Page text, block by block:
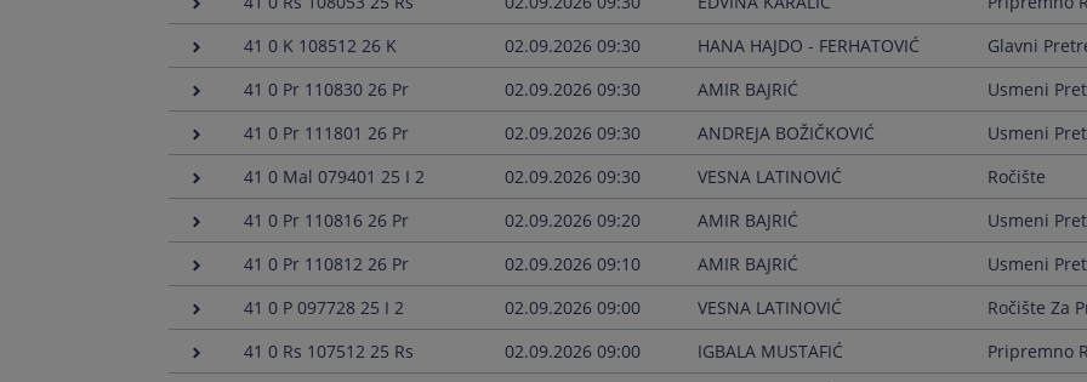
41 0 K 108512 26 K
02.09.2026 09:30 HANA HAJDO - FERHATOVIĆ
Glavni
41 0 Pr 110830 26 Pr
02.09.2026 09:30 AMIR BAJRIĆ
Usmeni
41 0 Pr 111801 26 Pr
02.09.2026 09:30 ANDREJA BOŽIČKOVIĆ
Usmeni
41 0 Mal 079401 25 I 2
02.09.2026 09:30 VESNA LATINOVIĆ
Ročište
41 0 Pr 110816 26 Pr
02.09.2026 09:20 AMIR BAJRIĆ
Usmeni
41 0 Pr 110812 26 Pr
02.09.2026 09:10 AMIR BAJRIĆ
Usmeni
41 0 P 097728 25 I 2
02.09.2026 09:00 VESNA LATINOVIĆ
Ročište Za
41 0 Rs 107512 25 Rs
02.09.2026 09:00 IGBALA MUSTAFIĆ
Pripremno